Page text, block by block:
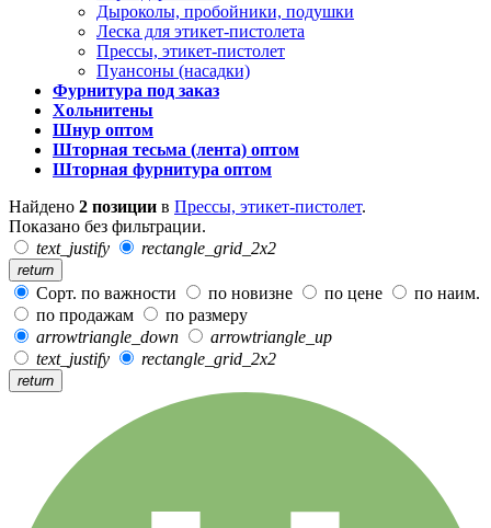
Дыроколы, пробойники, подушки
Леска для этикет-пистолета
Прессы, этикет-пистолет
Пуансоны (насадки)
Фурнитура под заказ
Хольнитены
Шнур оптом
Шторная тесьма (лента) оптом
Шторная фурнитура оптом
Найдено 2 позиции в Прессы, этикет-пистолет.
Показано без фильтрации.
text_justify
rectangle_grid_2x2
return
Сорт. по важности по новизне по цене
по наим.
по продажам
по размеру
arrowtriangle_down
arrowtriangle_up
text_justify
rectangle_grid_2x2
return